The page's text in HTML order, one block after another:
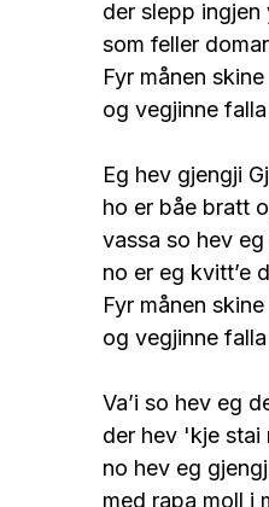
der slepp ingjen
som feller
Fyr månen skine
og vegjinne
Eg hev gjengji
ho er båe bratt
vassa so hev
no er eg kvitt’e
Fyr månen skine
og vegjinne
Va’i so hev eg
der hev 'kje stai
no hev eg
med rapa moll i